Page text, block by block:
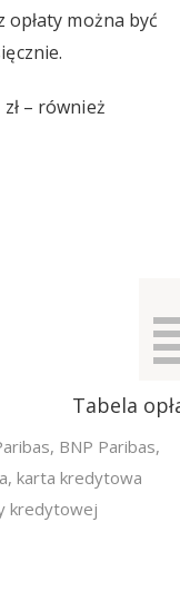
opłaty można być
– również
Tabela
, BNP Paribas,
, karta kredytowa
kredytowej